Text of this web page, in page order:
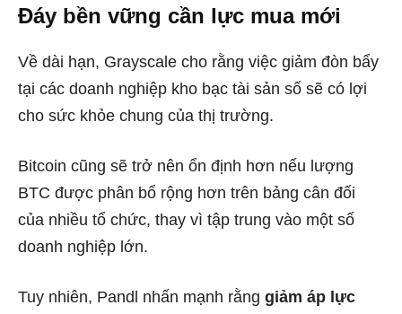
Đáy bền vững cần lực mua mới
Về dài hạn, Grayscale cho rằng việc giảm đòn bẩy
tại các doanh nghiệp kho bạc tài sản số sẽ có lợi
cho sức khỏe chung của thị trường.
Bitcoin cũng sẽ trở nên ổn định hơn nếu lượng
BTC được phân bổ rộng hơn trên bảng cân đối
của nhiều tổ chức, thay vì tập trung vào một số
doanh nghiệp lớn.
Tuy nhiên, Pandl nhấn mạnh rằng giảm áp lực